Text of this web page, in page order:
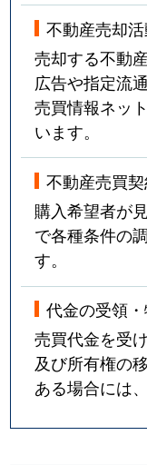
不動産売却
売却する不動
広告や指定流
売買情報ネッ
います。
不動産売買
購入希望者が
で各種条件の
す。
代金の受領
売買代金を受
及び所有権の
ある場合には